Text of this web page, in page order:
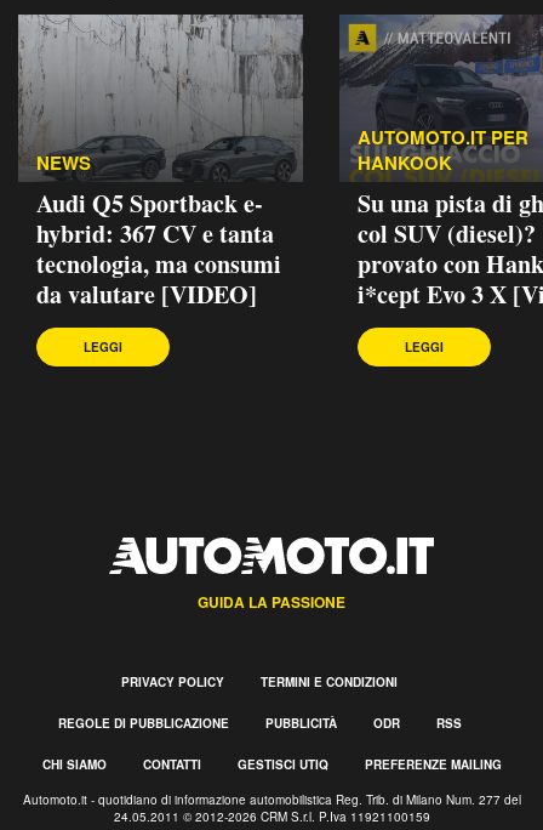
NEWS
Audi Q5 Sportback e-
hybrid: 367 CV e tanta
tecnologia, ma consumi
da valutare [VIDEO]
LEGGI
AUTOMOTO.IT PER
HANKOOK
Su una pista di
col SUV
provato con
i*cept Evo 3 X
LEGGI
GUIDA LA PASSIONE
PRIVACY POLICY TERMINI E CONDIZIONI
REGOLE DI PUBBLICAZIONE PUBBLICITÀ ODR RSS
CHI SIAMO CONTATTI GESTISCI UTIQ PREFERENZE MAILING
Automoto.it - quotidiano di informazione automobilistica Reg. Trib. di Milano Num. 277 del
24.05.2011 © 2012-2026 CRM S.r.l. P.Iva 11921100159